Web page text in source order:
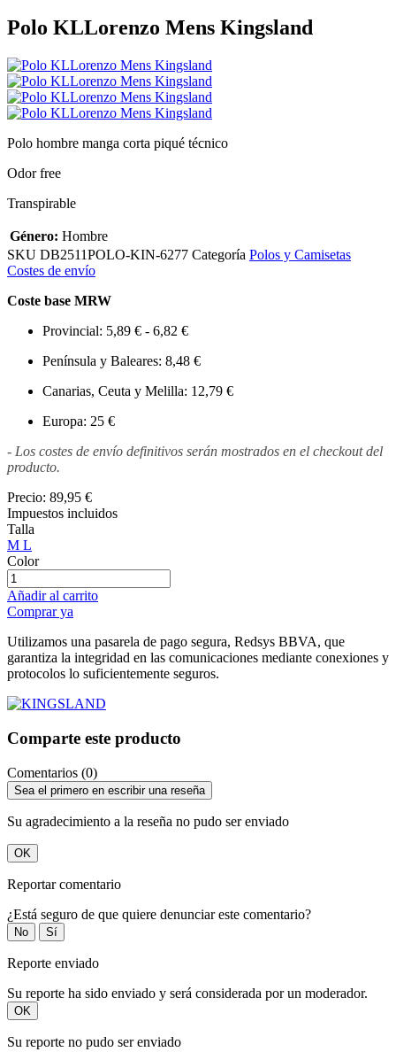
Polo KLLorenzo Mens Kingsland
Polo hombre manga corta piqué técnico
Odor free
Transpirable
Género: Hombre
SKU DB2511POLO-KIN-6277 Categoría Polos y Camisetas
Costes de envío
Coste base MRW
Provincial: 5,89 € - 6,82 €
Península y Baleares: 8,48 €
Canarias, Ceuta y Melilla: 12,79 €
Europa: 25 €
- Los costes de envío definitivos serán mostrados en el checkout del
producto.
Precio: 89,95 €
Impuestos incluidos
Talla
M L
Color
Añadir al carrito
Comprar ya
Utilizamos una pasarela de pago segura, Redsys BBVA, que
garantiza la integridad en las comunicaciones mediante conexiones y
protocolos lo suficientemente seguros.
Comparte este producto
Comentarios (0)
Sea el primero en escribir una reseña
Su agradecimiento a la reseña no pudo ser enviado
OK
Reportar comentario
¿Está seguro de que quiere denunciar este comentario?
No Sí
Reporte enviado
Su reporte ha sido enviado y será considerada por un moderador.
OK
Su reporte no pudo ser enviado